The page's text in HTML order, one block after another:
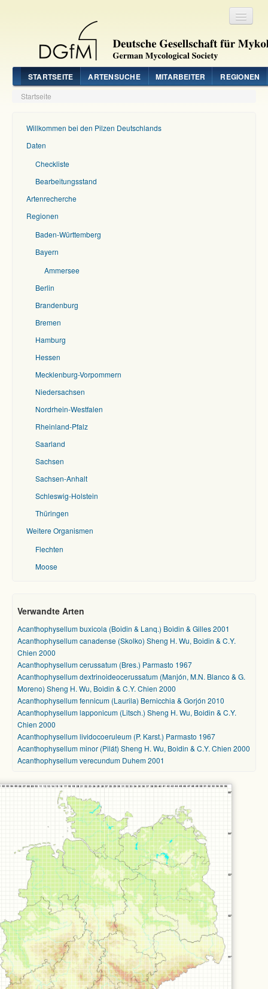
STARTSEITE ARTENSUCHE MITARBEITER REGIONEN
Startseite
Willkommen bei den Pilzen Deutschlands
Daten
Checkliste
Bearbeitungsstand
Artenrecherche
Regionen
Baden-Württemberg
Bayern
Ammersee
Berlin
Brandenburg
Bremen
Hamburg
Hessen
Mecklenburg-Vorpommern
Niedersachsen
Nordrhein-Westfalen
Rheinland-Pfalz
Saarland
Sachsen
Sachsen-Anhalt
Schleswig-Holstein
Thüringen
Weitere Organismen
Flechten
Moose
Verwandte Arten
Acanthophysellum buxicola (Boidin & Lanq.) Boidin & Gilles 2001
Acanthophysellum canadense (Skolko) Sheng H. Wu, Boidin & C.Y.
Chien 2000
Acanthophysellum cerussatum (Bres.) Parmasto 1967
Acanthophysellum dextrinoideocerussatum (Manjón, M.N. Blanco & G.
Moreno) Sheng H. Wu, Boidin & C.Y. Chien 2000
Acanthophysellum fennicum (Laurila) Bernicchia & Gorjón 2010
Acanthophysellum lapponicum (Litsch.) Sheng H. Wu, Boidin & C.Y.
Chien 2000
Acanthophysellum lividocoeruleum (P. Karst.) Parmasto 1967
Acanthophysellum minor (Pilát) Sheng H. Wu, Boidin & C.Y. Chien 2000
Acanthophysellum verecundum Duhem 2001